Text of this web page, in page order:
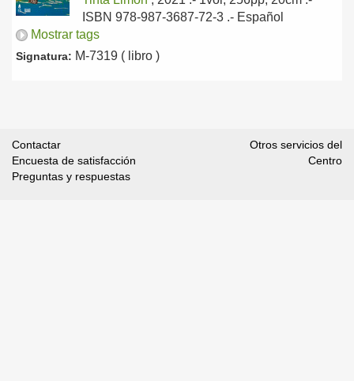
ISBN 978-987-3687-72-3 .- Español
Mostrar tags
Signatura: M-7319 ( libro )
Contactar
Encuesta de satisfacción
Preguntas y respuestas
Otros servicios del
Centro